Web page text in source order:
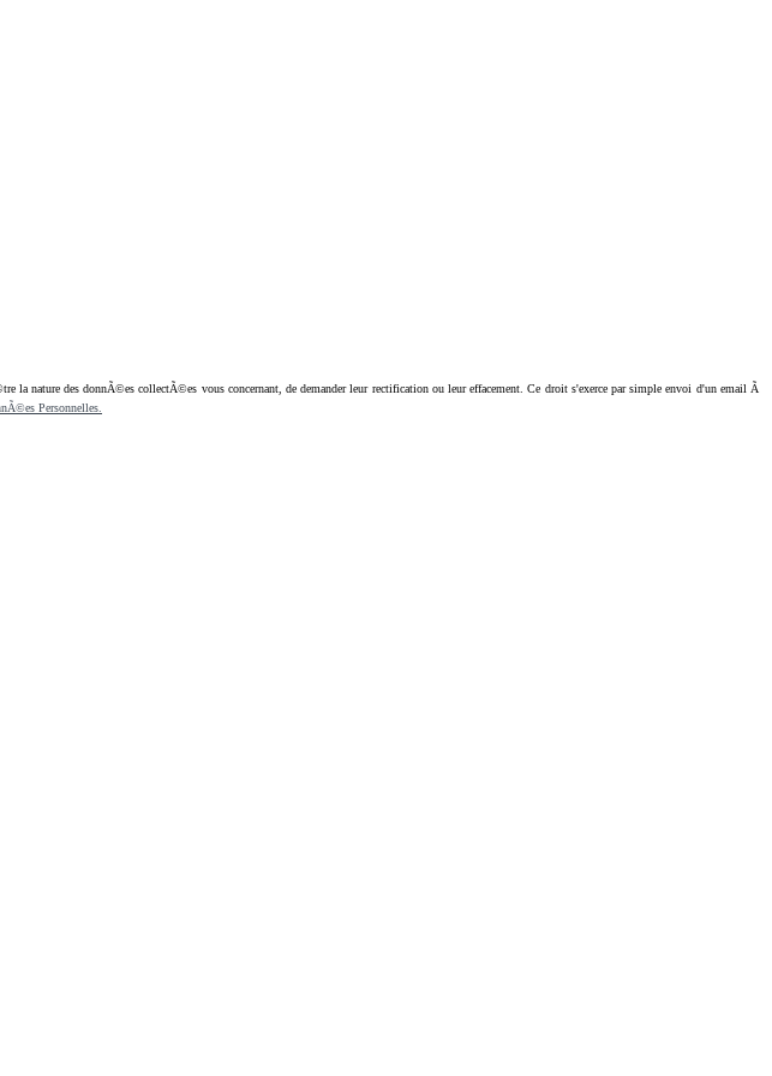
des donnÃ©es collectÃ©es vous concernant, de demander leur rectification ou leur effacement. Ce droit s'exerce par simple envoi d'un email Ã
Personnelles.